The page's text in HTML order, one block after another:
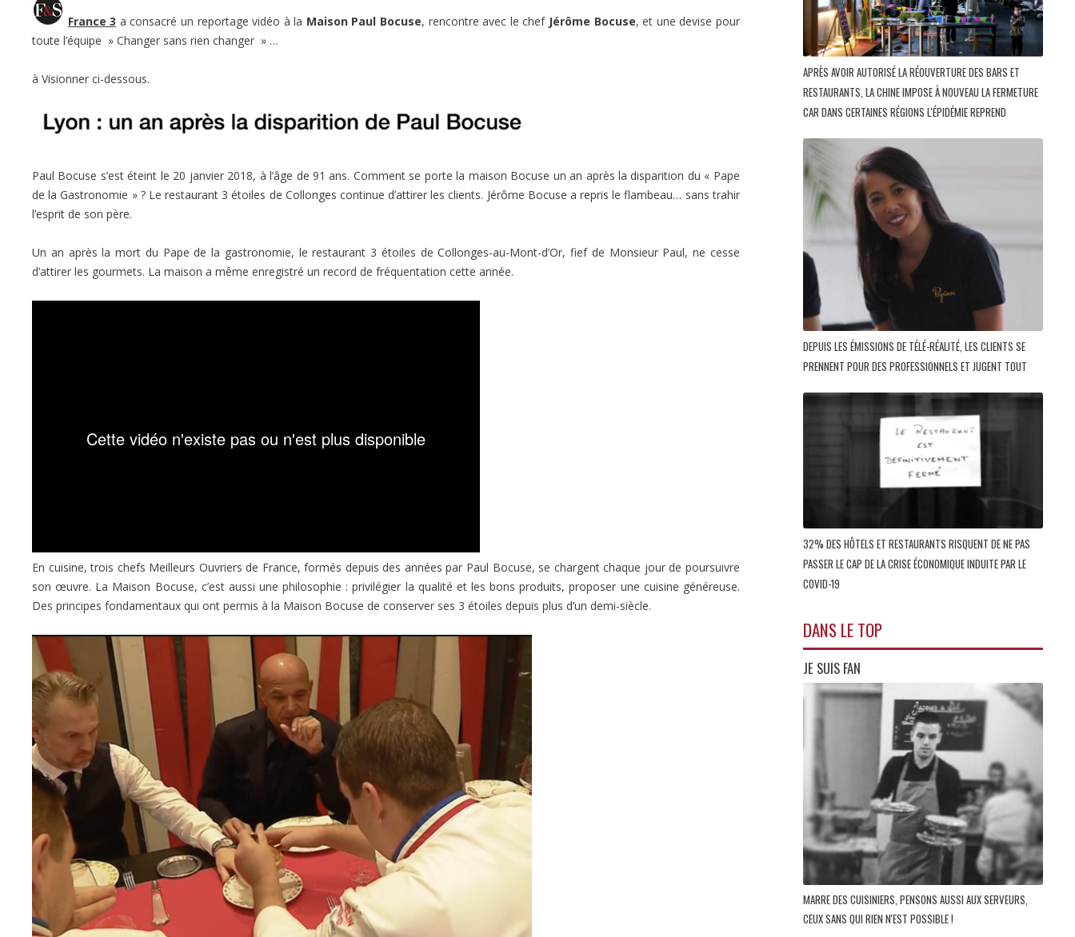
France 3 a consacré un reportage vidéo à la Maison Paul Bocuse, rencontre avec le chef Jérôme Bocuse, et une devise pour
toute l’équipe » Changer sans rien changer » …
à Visionner ci-dessous.
Paul Bocuse s’est éteint le 20 janvier 2018, à l’âge de 91 ans. Comment se porte la maison Bocuse un an après la disparition du « Pape
de la Gastronomie » ? Le restaurant 3 étoiles de Collonges continue d’attirer les clients. Jérôme Bocuse a repris le flambeau… sans trahir
l’esprit de son père.
Un an après la mort du Pape de la gastronomie, le restaurant 3 étoiles de Collonges-au-Mont-d’Or, fief de Monsieur Paul, ne cesse
d’attirer les gourmets. La maison a même enregistré un record de fréquentation cette année.
En cuisine, trois chefs Meilleurs Ouvriers de France, formés depuis des années par Paul Bocuse, se chargent chaque jour de poursuivre
son œuvre. La Maison Bocuse, c’est aussi une philosophie : privilégier la qualité et les bons produits, proposer une cuisine généreuse.
Des principes fondamentaux qui ont permis à la Maison Bocuse de conserver ses 3 étoiles depuis plus d’un demi-siècle.
APRÈS AVOIR AUTORISÉ LA RÉOUVERTURE DES BARS ET
RESTAURANTS, LA CHINE IMPOSE À NOUVEAU LA FERMETURE
CAR DANS CERTAINES RÉGIONS L'ÉPIDÉMIE REPREND
DEPUIS LES ÉMISSIONS DE TÉLÉ-RÉALITÉ, LES CLIENTS SE
PRENNENT POUR DES PROFESSIONNELS ET JUGENT TOUT
32% DES HÔTELS ET RESTAURANTS RISQUENT DE NE PAS
PASSER LE CAP DE LA CRISE ÉCONOMIQUE INDUITE PAR LE
COVID-19
DANS LE TOP
JE SUIS FAN
MARRE DES CUISINIERS, PENSONS AUSSI AUX SERVEURS,
CEUX SANS QUI RIEN N'EST POSSIBLE !